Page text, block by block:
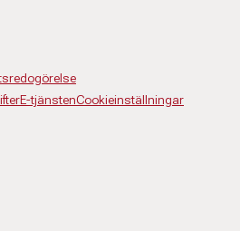
E-tjänstenCookieinställningar